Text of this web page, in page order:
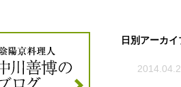
日別アーカイ